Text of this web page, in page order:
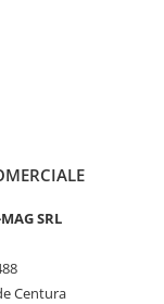
SRL
Centura